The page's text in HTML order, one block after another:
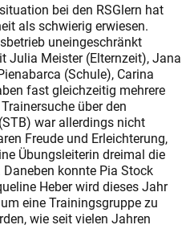
bei den RSGlern hat
als schwierig erwiesen.
uneingeschränkt
Julia Meister (Elternzeit), Jana
(Schule), Carina
fast gleichzeitig mehrere
über den
war allerdings nicht
Freude und Erleichterung,
Übungsleiterin dreimal die
konnte Pia Stock
Heber wird dieses Jahr
eine Trainingsgruppe zu
wie seit vielen Jahren